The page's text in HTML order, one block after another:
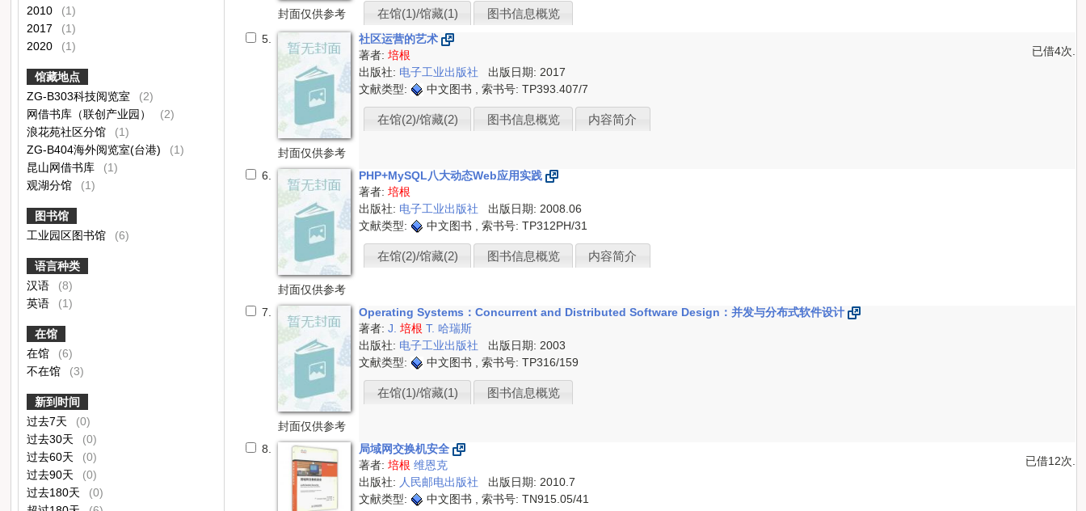
2010
(1)
2017
(1)
2020
(1)
馆藏地点
ZG-B303科技阅览室
(2)
网借书库（联创产业园）
(2)
浪花苑社区分馆
(1)
ZG-B404海外阅览室(台港)
(1)
昆山网借书库
(1)
观湖分馆
(1)
图书馆
工业园区图书馆
(6)
语言种类
汉语
(8)
英语
(1)
在馆
在馆
(6)
不在馆
(3)
新到时间
过去7天
(0)
过去30天
(0)
过去60天
(0)
过去90天
(0)
过去180天
(0)
封面仅供参考 在馆(1)/馆藏(1) 图书信息概览
5.
封面仅供参考
社区运营的艺术
已借4次.
著者:培根
出版社: 电子工业出版社
出版日期: 2017
文献类型:
中文图书 , 索书号:TP393.407/7
在馆(2)/馆藏(2) 图书信息概览 内容简介
6.
封面仅供参考
PHP+MySQL八大动态Web应用实践
著者:培根
出版社: 电子工业出版社
出版日期: 2008.06
文献类型:
中文图书 , 索书号:TP312PH/31
在馆(2)/馆藏(2) 图书信息概览 内容简介
7.
封面仅供参考
Operating Systems：Concurrent and Distributed Software Design：并发与分布式软件设计
著者:J.培根 T. 哈瑞斯
出版社: 电子工业出版社
出版日期: 2003
文献类型:
中文图书 , 索书号:TP316/159
在馆(1)/馆藏(1) 图书信息概览
8.
局域网交换机安全
已借12次.
著者:培根 维恩克
出版社: 人民邮电出版社
出版日期: 2010.7
文献类型:
中文图书 , 索书号:TN915.05/41